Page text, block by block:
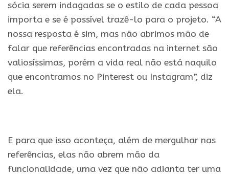
sócia serem indagadas se o estilo de cada pessoa
importa e se é possível trazê-lo para o projeto. “A
nossa resposta é sim, mas não abrimos mão de
falar que referências encontradas na internet são
valiosíssimas, porém a vida real não está naquilo
que encontramos no Pinterest ou Instagram”, diz
ela.
E para que isso aconteça, além de mergulhar nas
referências, elas não abrem mão da
funcionalidade, uma vez que não adianta ter uma